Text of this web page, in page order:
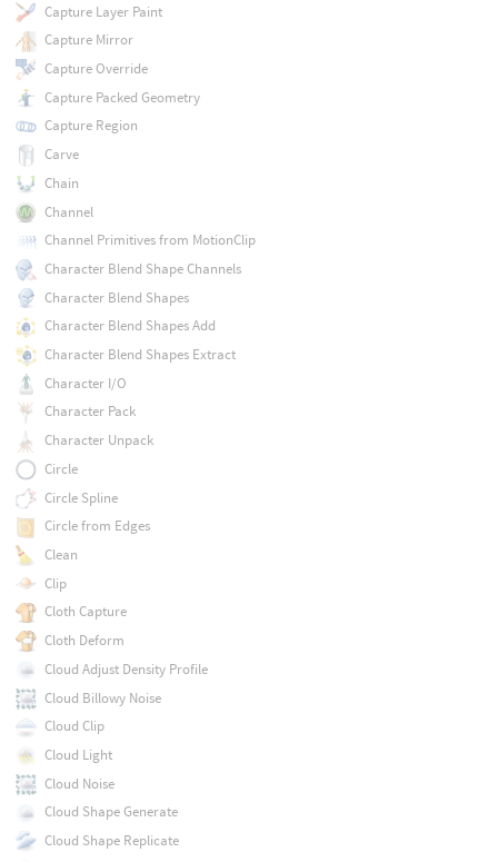
Capture Layer Paint
Capture Mirror
Capture Override
Capture Packed Geometry
Capture Region
Carve
Chain
Channel
Channel Primitives from MotionClip
Character Blend Shape Channels
Character Blend Shapes
Character Blend Shapes Add
Character Blend Shapes Extract
Character I/O
Character Pack
Character Unpack
Circle
Circle Spline
Circle from Edges
Clean
Clip
Cloth Capture
Cloth Deform
Cloud Adjust Density Profile
Cloud Billowy Noise
Cloud Clip
Cloud Light
Cloud Noise
Cloud Shape Generate
Cloud Shape Replicate